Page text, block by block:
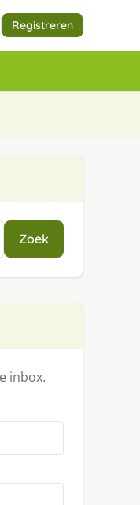
Registreren
Zoek
inbox.